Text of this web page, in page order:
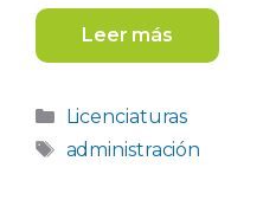
Leer más
Categorías
Licenciaturas
Etiquetas
administración